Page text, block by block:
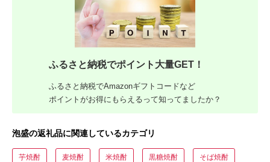
ふるさと納税でポイント大量GET！
ふるさと納税でAmazonギフトコードなど
ポイントがお得にもらえるって知ってましたか？
泡盛の返礼品に関連しているカテゴリ
芋焼酎 麦焼酎 米焼酎 黒糖焼酎 そば焼酎